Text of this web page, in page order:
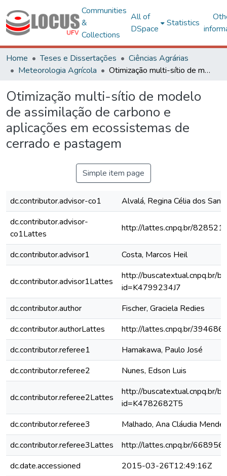
Communities
&
Collections
All of
DSpace
Statistics
Home Teses e Dissertações
Ciências Agrárias
Meteorologia Agrícola
Otimização multi-sítio de modelo de assimilação de carbono e aplicações em ecossistemas de cerrado e pastagem
Otimização multi-sítio de modelo
de assimilação de carbono e
aplicações em ecossistemas de
cerrado e pastagem
Simple item page
dc.contributor.advisor-co1
Alvalá, Regina Célia dos
dc.contributor.advisor-
co1Lattes
http://lattes.cnpq.br/
dc.contributor.advisor1 Costa, Marcos Heil
dc.contributor.advisor1Lattes
http://buscatextual.cnpq.br/
id=K4799234J7
dc.contributor.author
Fischer, Graciela Redies
dc.contributor.authorLattes
http://lattes.cnpq.br/
dc.contributor.referee1
Hamakawa, Paulo José
dc.contributor.referee2
Nunes, Edson Luis
dc.contributor.referee2Lattes
http://buscatextual.cnpq.br/
id=K4782682T5
dc.contributor.referee3
Malhado, Ana Cláudia
dc.contributor.referee3Lattes
http://lattes.cnpq.br/
dc.date.accessioned
2015-03-26T12:49:16Z